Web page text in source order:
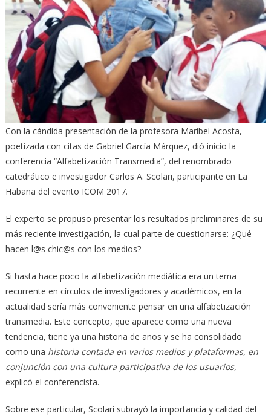
Con la cándida presentación de la profesora Maribel Acosta,
poetizada con citas de Gabriel García Márquez, dió inicio la
conferencia “Alfabetización Transmedia”, del renombrado
catedrático e investigador Carlos A. Scolari, participante en La
Habana del evento ICOM 2017.
El experto se propuso presentar los resultados preliminares de su
más reciente investigación, la cual parte de cuestionarse: ¿Qué
hacen l@s chic@s con los medios?
Si hasta hace poco la alfabetización mediática era un tema
recurrente en círculos de investigadores y académicos, en la
actualidad sería más conveniente pensar en una alfabetización
transmedia. Este concepto, que aparece como una nueva
tendencia, tiene ya una historia de años y se ha consolidado
como una historia contada en varios medios y plataformas, en
conjunción con una cultura participativa de los usuarios,
explicó el conferencista.
Sobre ese particular, Scolari subrayó la importancia y calidad del